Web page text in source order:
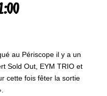
au Périscope il y a un
Sold Out, EYM TRIO et
cette fois fêter la sortie